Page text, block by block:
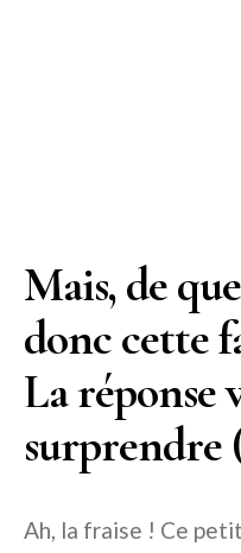
Mais, de
donc cette
La réponse
surprendre
Ah, la fraise ! Ce